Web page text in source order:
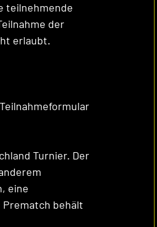
teilnehmende
der
erlaubt.
Turnier. Der
eine
Prematch behält